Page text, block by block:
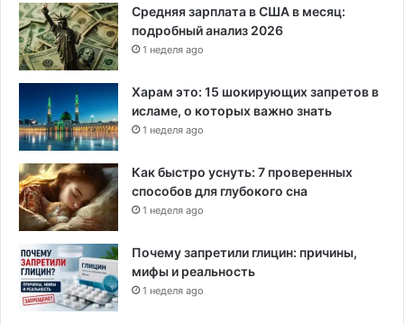
Средняя зарплата в США в месяц:
подробный анализ 2026
1 неделя ago
Харам это: 15 шокирующих запретов в
исламе, о которых важно знать
1 неделя ago
Как быстро уснуть: 7 проверенных
способов для глубокого сна
1 неделя ago
Почему запретили глицин: причины,
мифы и реальность
1 неделя ago